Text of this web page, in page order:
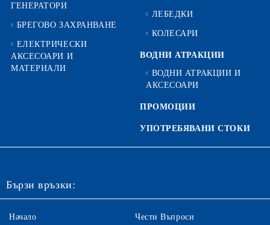
ГЕНЕРАТОРИ
БРЕГОВО ЗАХРАНВАНЕ
ЕЛЕКТРИЧЕСКИ
АКСЕСОАРИ И
МАТЕРИАЛИ
ЛЕБЕДКИ
КОЛЕСАРИ
ВОДНИ АТРАКЦИИ
ВОДНИ АТРАКЦИИ И
АКСЕСОАРИ
ПРОМОЦИИ
УПОТРЕБЯВАНИ СТОКИ
Бързи връзки:
Начало Чести Въпроси